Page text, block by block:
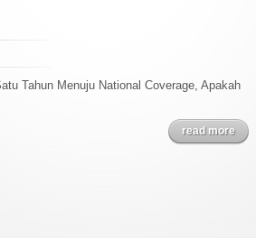
Tahun Menuju National Coverage, Apakah
read more